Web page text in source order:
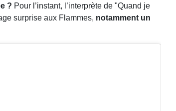
? Pour l’instant, l’interprète de "Quand je
surprise aux Flammes, notamment un